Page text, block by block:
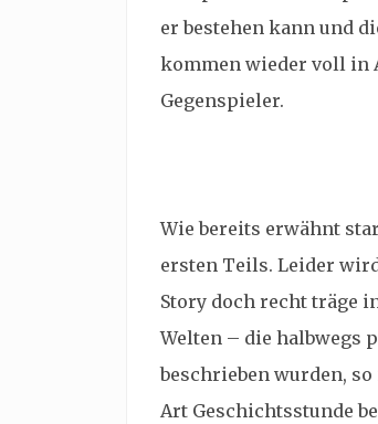
er bestehen kann und
kommen wieder voll in
Gegenspieler.
Wie bereits erwähnt
ersten Teils. Leider
Story doch recht träge
Welten – die halbwegs
beschrieben wurden,
Art Geschichtsstunde